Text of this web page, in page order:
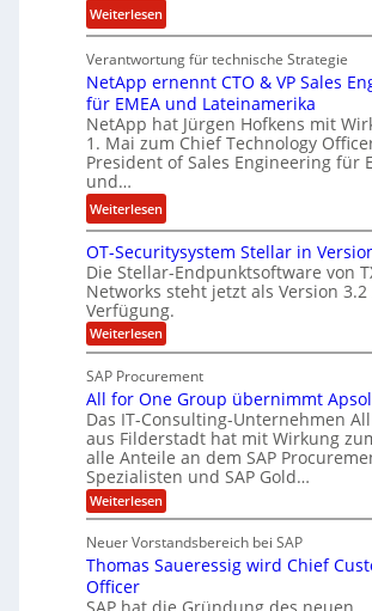
t
k
e
n
e
L
ö
s
u
n
g
n
w
i
r
d
F
i
n
a
n
z
c
h
e
f
b
e
i
I
F
S
Weiterlesen:
E
n
g
n
e
e
r
i
g
-
S
p
e
z
i
a
l
i
s
t
J
u
i
Verantwortung für technische Strategie
NetApp ernennt CTO & VP Sales
für EMEA und Lateinamerika
NetApp hat Jürgen Hofkens mit
1. Mai zum Chief Technology
President of Sales Engineering für
und…
Weiterlesen:
N
e
t
A
p
p
e
n
n
t
C
T
O
OT-Securitysystem Stellar in
Die Stellar-Endpunktsoftware von
Networks steht jetzt als Version
Verfügung.
Weiterlesen:
O
-
S
e
c
u
r
i
t
y
y
s
e
SAP Procurement
All for One Group übernimmt
Das IT-Consulting-Unternehmen
aus Filderstadt hat mit Wirkung
alle Anteile an dem SAP
Spezialisten und SAP Gold…
Weiterlesen:
A
l
f
r
Neuer Vorstandsbereich bei SAP
Thomas Saueressig wird Chief
Officer